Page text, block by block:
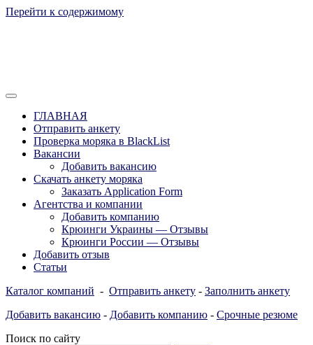
Перейти к содержимому
Рассылка
Вакансии для моряков. Работа для
моряков в море. Каталог крюинговых
компаний и морских агентств
Украины, России, Европы и Всего
мира. Отзывы, Контакты, Работа,
Вакансии для моряков. Рассылка
апликашки CV application form
ГЛАВНАЯ
Отправить анкету
Проверка моряка в BlackList
Вакансии
Добавить вакансию
Скачать анкету моряка
Заказать Application Form
Агентства и компании
Добавить компанию
Крюинги Украины — Отзывы
Крюинги России — Отзывы
Добавить отзыв
Статьи
Каталог компаний - Отправить анкету - Заполнить анкету
Добавить вакансию - Добавить компанию - Срочные резюме
Поиск по сайту